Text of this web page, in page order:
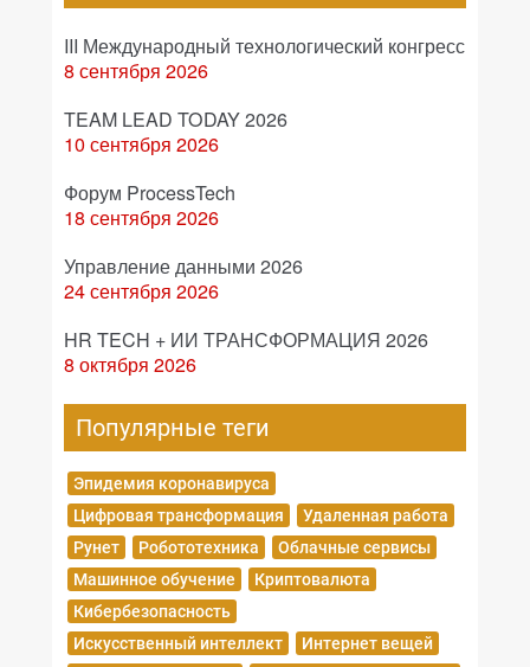
III Международный технологический конгресс
8 сентября 2026
TEAM LEAD TODAY 2026
10 сентября 2026
Форум ProcessTech
18 сентября 2026
Управление данными 2026
24 сентября 2026
HR TECH + ИИ ТРАНСФОРМАЦИЯ 2026
8 октября 2026
Популярные теги
Эпидемия коронавируса
Цифровая трансформация
Удаленная работа
Рунет
Робототехника
Облачные сервисы
Машинное обучение
Криптовалюта
Кибербезопасность
Искусственный интеллект
Интернет вещей